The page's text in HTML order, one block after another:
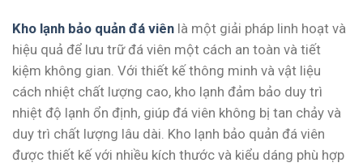
Kho lạnh bảo quản đá viên là một giải pháp linh hoạt và
hiệu quả để lưu trữ đá viên một cách an toàn và tiết
kiệm không gian. Với thiết kế thông minh và vật liệu
cách nhiệt chất lượng cao, kho lạnh đảm bảo duy trì
nhiệt độ lạnh ổn định, giúp đá viên không bị tan chảy và
duy trì chất lượng lâu dài. Kho lạnh bảo quản đá viên
được thiết kế với nhiều kích thước và kiểu dáng phù hợp